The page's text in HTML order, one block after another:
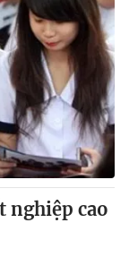
bằng AI
nghiệp cao